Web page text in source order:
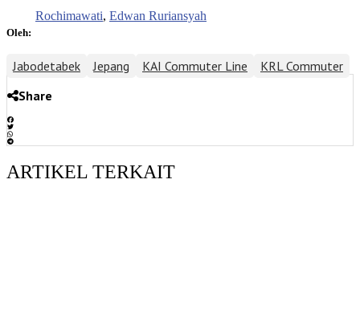
Oleh:
Rochimawati, Edwan Ruriansyah
Jabodetabek Jepang KAI Commuter Line
KRL Commuter
Share
ARTIKEL TERKAIT